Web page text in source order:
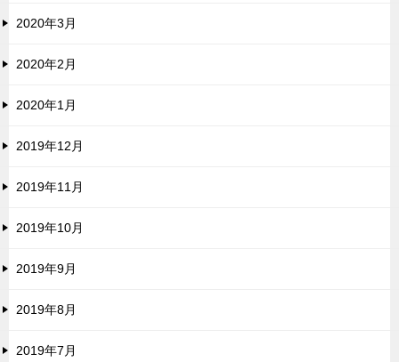
2020年3月
2020年2月
2020年1月
2019年12月
2019年11月
2019年10月
2019年9月
2019年8月
2019年7月